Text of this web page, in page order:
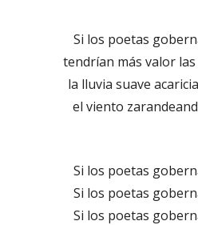
Si los poetas
tendrían más valor
la lluvia suave
el viento
Si los poetas
Si los poetas
Si los poetas